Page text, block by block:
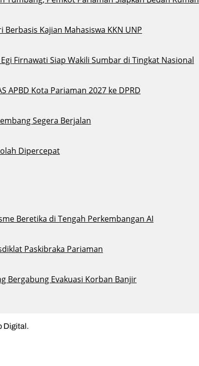
Kajian Mahasiswa KKN UNP
Firnawati Siap Wakili Sumbar di Tingkat Nasional
APBD Kota Pariaman 2027 ke DPRD
Segera Berjalan
Dipercepat
Beretika di Tengah Perkembangan AI
Paskibraka Pariaman
Bergabung Evakuasi Korban Banjir
Digital.